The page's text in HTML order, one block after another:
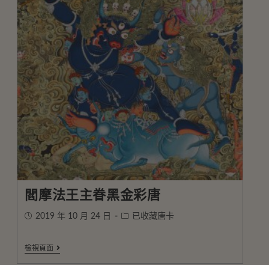
閻摩法王主眷黑金彩唐
2019 年 10 月 24 日 已收藏唐卡
檢視頁面